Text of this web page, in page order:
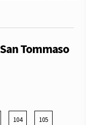
Tommaso
104 105